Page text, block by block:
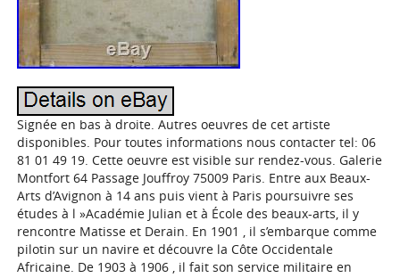
Signée en bas à droite. Autres oeuvres de cet artiste
disponibles. Pour toutes informations nous contacter tel: 06
81 01 49 19. Cette oeuvre est visible sur rendez-vous. Galerie
Montfort 64 Passage Jouffroy 75009 Paris. Entre aux Beaux-
Arts d’Avignon à 14 ans puis vient à Paris poursuivre ses
études à l »Académie Julian et à École des beaux-arts, il y
rencontre Matisse et Derain. En 1901 , il s’embarque comme
pilotin sur un navire et découvre la Côte Occidentale
Africaine. De 1903 à 1906 , il fait son service militaire en